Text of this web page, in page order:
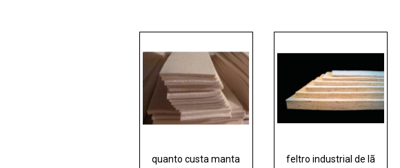
quanto custa manta
feltro industrial de lã